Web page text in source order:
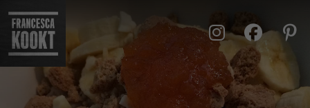
naar
inhoud